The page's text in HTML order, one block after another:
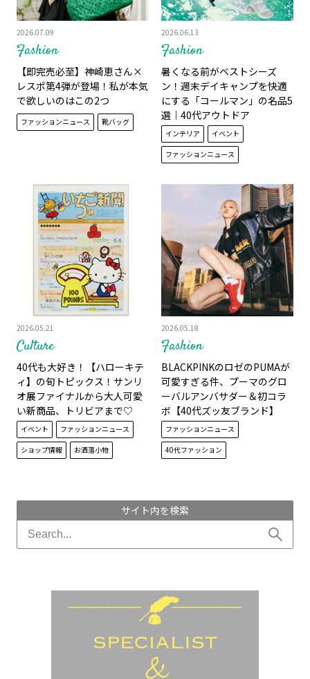
Fashion
2026.07.09
【即完売必至】神崎恵さん×
レスポ第4弾が登場！私が本気
で欲しいのはこの2つ
ファッションニュース 靴バッグ
Fashion
2026.06.13
暑くなる前がベストシーズ
ン！週末デイキャンプを快適
にする「コールマン」の名品5
選｜40代アウトドア
インテリア
イベント
ファッションニュース
Culture
2026.05.21
40代も大好き！【ハローキテ
ィ】の旬トピックス！サンリ
オ展ファイナルから大人可愛
い新商品、トリビアまで♡
イベント
ファッションニュース
ショップ情報
お洒落小物
Fashion
2026.05.18
BLACKPINKのロゼのPUMAが
可愛すぎる件、プーマのグロ
ーバルアンバサダー＆初コラ
ボ【40代ズッ友ブランド】
ファッションニュース
40代ファッション
サイト内を検索